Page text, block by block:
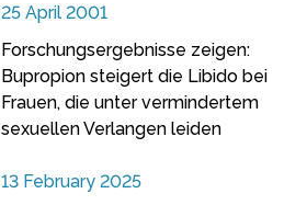
25 April 2001
Forschungsergebnisse zeigen:
Bupropion steigert die Libido bei
Frauen, die unter vermindertem
sexuellen Verlangen leiden
13 February 2025